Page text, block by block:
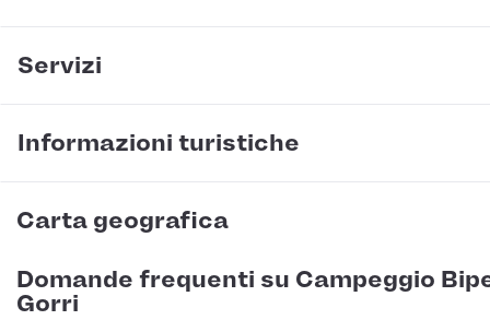
Servizi
Informazioni turistiche
Carta geografica
Domande frequenti su Campeggio
Gorri